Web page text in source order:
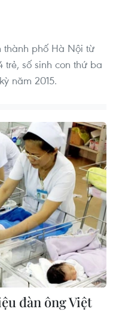
thành phố Hà Nội từ
số sinh con thứ ba
năm 2015.
đàn ông Việt